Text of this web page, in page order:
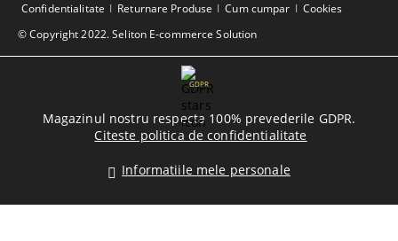
© Copyright 2022. Seliton E-commerce Solution
Confidentialitate
Returnare Produse Cum cumpar Cookies
GDPR
Magazinul nostru respecta 100% prevederile GDPR.
Citeste politica de confidentialitate
Informatiile mele personale